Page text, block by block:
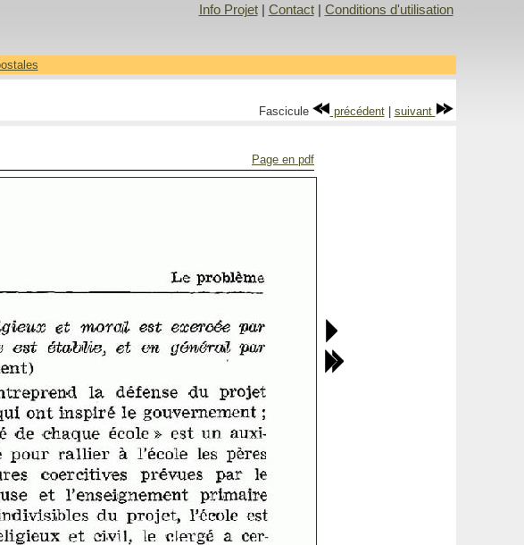
Info Projet| Contact| Conditions d'utilisation
Fascicule précédent| suivant
Page en pdf